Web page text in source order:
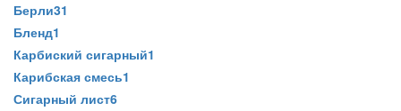
Берли31
Бленд1
Карбиский сигарный1
Карибская смесь1
Сигарный лист6